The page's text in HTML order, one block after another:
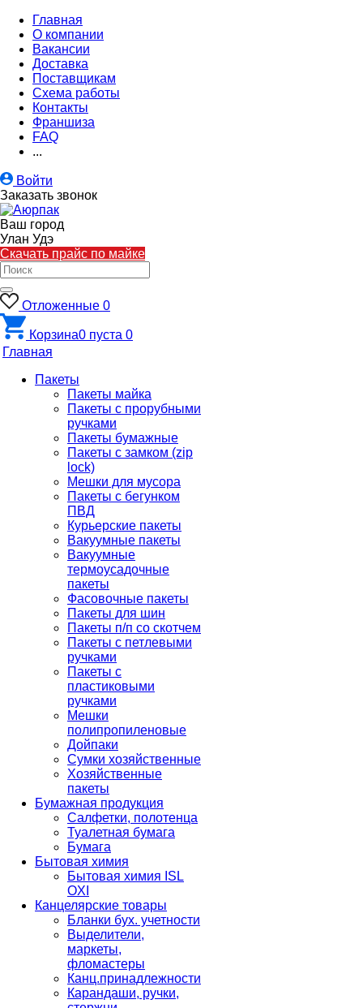
Главная
О компании
Вакансии
Доставка
Поставщикам
Схема работы
Контакты
Франшиза
FAQ
...
Войти
Заказать звонок
Ваш город
Улан Удэ
Скачать прайс по майке
Отложенные 0
Корзина0 пуста 0
Главная
Пакеты
Пакеты майка
Пакеты с прорубными
ручками
Пакеты бумажные
Пакеты с замком (zip
lock)
Мешки для мусора
Пакеты с бегунком
ПВД
Курьерские пакеты
Вакуумные пакеты
Вакуумные
термоусадочные
пакеты
Фасовочные пакеты
Пакеты для шин
Пакеты п/п со скотчем
Пакеты с петлевыми
ручками
Пакеты с
пластиковыми
ручками
Мешки
полипропиленовые
Дойпаки
Сумки хозяйственные
Хозяйственные
пакеты
Бумажная продукция
Салфетки, полотенца
Туалетная бумага
Бумага
Бытовая химия
Бытовая химия ISL
OXI
Канцелярские товары
Бланки бух. учетности
Выделители,
маркеты,
фломастеры
Канц.принадлежности
Карандаши, ручки,